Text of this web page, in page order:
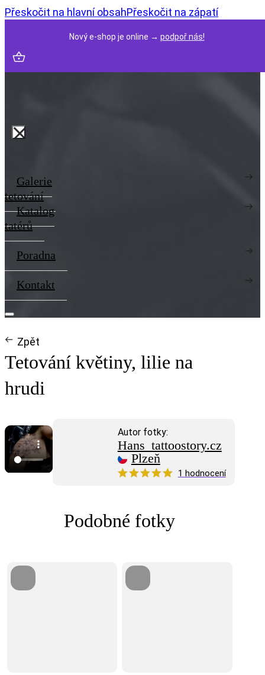
Přeskočit na hlavní obsahPřeskočit na zápatí
Nový e-shop je online → podpoř nás!
Galerie
tetování
Katalog
tatérů
Poradna
Kontakt
Zpět
Autor fotky:
Hans_tattoostory.cz
Plzeň
1 hodnocení
Tetování květiny, lilie na
hrudi
Podobné fotky